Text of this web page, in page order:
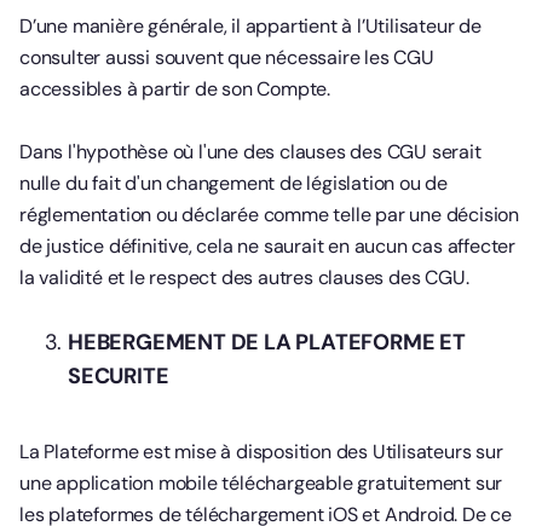
D’une manière générale, il appartient à l’Utilisateur de
consulter aussi souvent que nécessaire les CGU
accessibles à partir de son Compte.
Dans l'hypothèse où l'une des clauses des CGU serait
nulle du fait d'un changement de législation ou de
réglementation ou déclarée comme telle par une décision
de justice définitive, cela ne saurait en aucun cas affecter
la validité et le respect des autres clauses des CGU.
HEBERGEMENT DE LA PLATEFORME ET
SECURITE
La Plateforme est mise à disposition des Utilisateurs sur
une application mobile téléchargeable gratuitement sur
les plateformes de téléchargement iOS et Android. De ce